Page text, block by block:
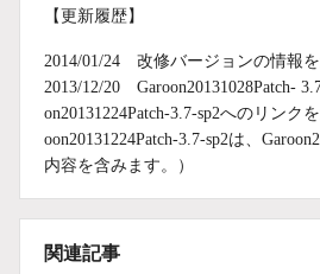
【更新履歴】
2014/01/24 改修バージョンの情報を
2013/12/20 Garoon20131028Patch-
on20131224Patch-3.7-sp2へのリンク
oon20131224Patch-3.7-sp2は、
内容を含みます。）
関連記事